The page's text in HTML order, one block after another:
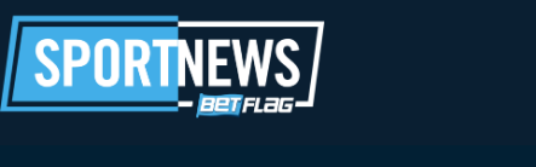
al
contenuto